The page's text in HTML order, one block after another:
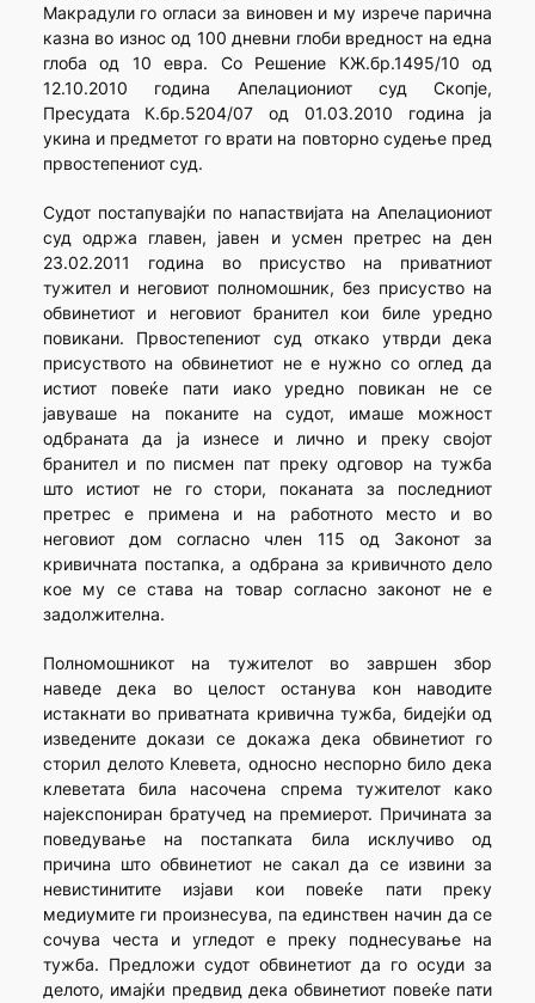
Макрадули го огласи за виновен и му изрече парична
казна во износ од 100 дневни глоби вредност на една
глоба од 10 евра. Со Решение КЖ.бр.1495/10 од
12.10.2010 година Апелациониот суд Скопје,
Пресудата К.бр.5204/07 од 01.03.2010 година ја
укина и предметот го врати на повторно судење пред
првостепениот суд.
Судот постапувајќи по напаствијата на Апелациониот
суд одржа главен, јавен и усмен претрес на ден
23.02.2011 година во присуство на приватниот
тужител и неговиот полномошник, без присуство на
обвинетиот и неговиот бранител кои биле уредно
повикани. Првостепениот суд откако утврди дека
присуството на обвинетиот не е нужно со оглед да
истиот повеќе пати иако уредно повикан не се
јавуваше на поканите на судот, имаше можност
одбраната да ја изнесе и лично и преку својот
бранител и по писмен пат преку одговор на тужба
што истиот не го стори, поканата за последниот
претрес е примена и на работното место и во
неговиот дом согласно член 115 од Законот за
кривичната постапка, а одбрана за кривичното дело
кое му се става на товар согласно законот не е
задолжителна.
Полномошникот на тужителот во завршен збор
наведе дека во целост останува кон наводите
истакнати во приватната кривична тужба, бидејќи од
изведените докази се докажа дека обвинетиот го
сторил делото Клевета, односно неспорно било дека
клеветата била насочена спрема тужителот како
најекспониран братучед на премиерот. Причината за
поведување на постапката била исклучиво од
причина што обвинетиот не сакал да се извини за
невистинитите изјави кои повеќе пати преку
медиумите ги произнесува, па единствен начин да се
сочува честа и угледот е преку поднесување на
тужба. Предложи судот обвинетиот да го осуди за
делото, имајќи предвид дека обвинетиот повеќе пати